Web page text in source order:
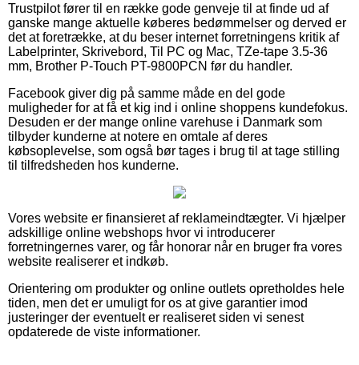
Trustpilot fører til en række gode genveje til at finde ud af
ganske mange aktuelle køberes bedømmelser og derved er
det at foretrække, at du beser internet forretningens kritik af
Labelprinter, Skrivebord, Til PC og Mac, TZe-tape 3.5-36
mm, Brother P-Touch PT-9800PCN før du handler.
Facebook giver dig på samme måde en del gode
muligheder for at få et kig ind i online shoppens kundefokus.
Desuden er der mange online varehuse i Danmark som
tilbyder kunderne at notere en omtale af deres
købsoplevelse, som også bør tages i brug til at tage stilling
til tilfredsheden hos kunderne.
Vores website er finansieret af reklameindtægter. Vi hjælper
adskillige online webshops hvor vi introducerer
forretningernes varer, og får honorar når en bruger fra vores
website realiserer et indkøb.
Orientering om produkter og online outlets opretholdes hele
tiden, men det er umuligt for os at give garantier imod
justeringer der eventuelt er realiseret siden vi senest
opdaterede de viste informationer.